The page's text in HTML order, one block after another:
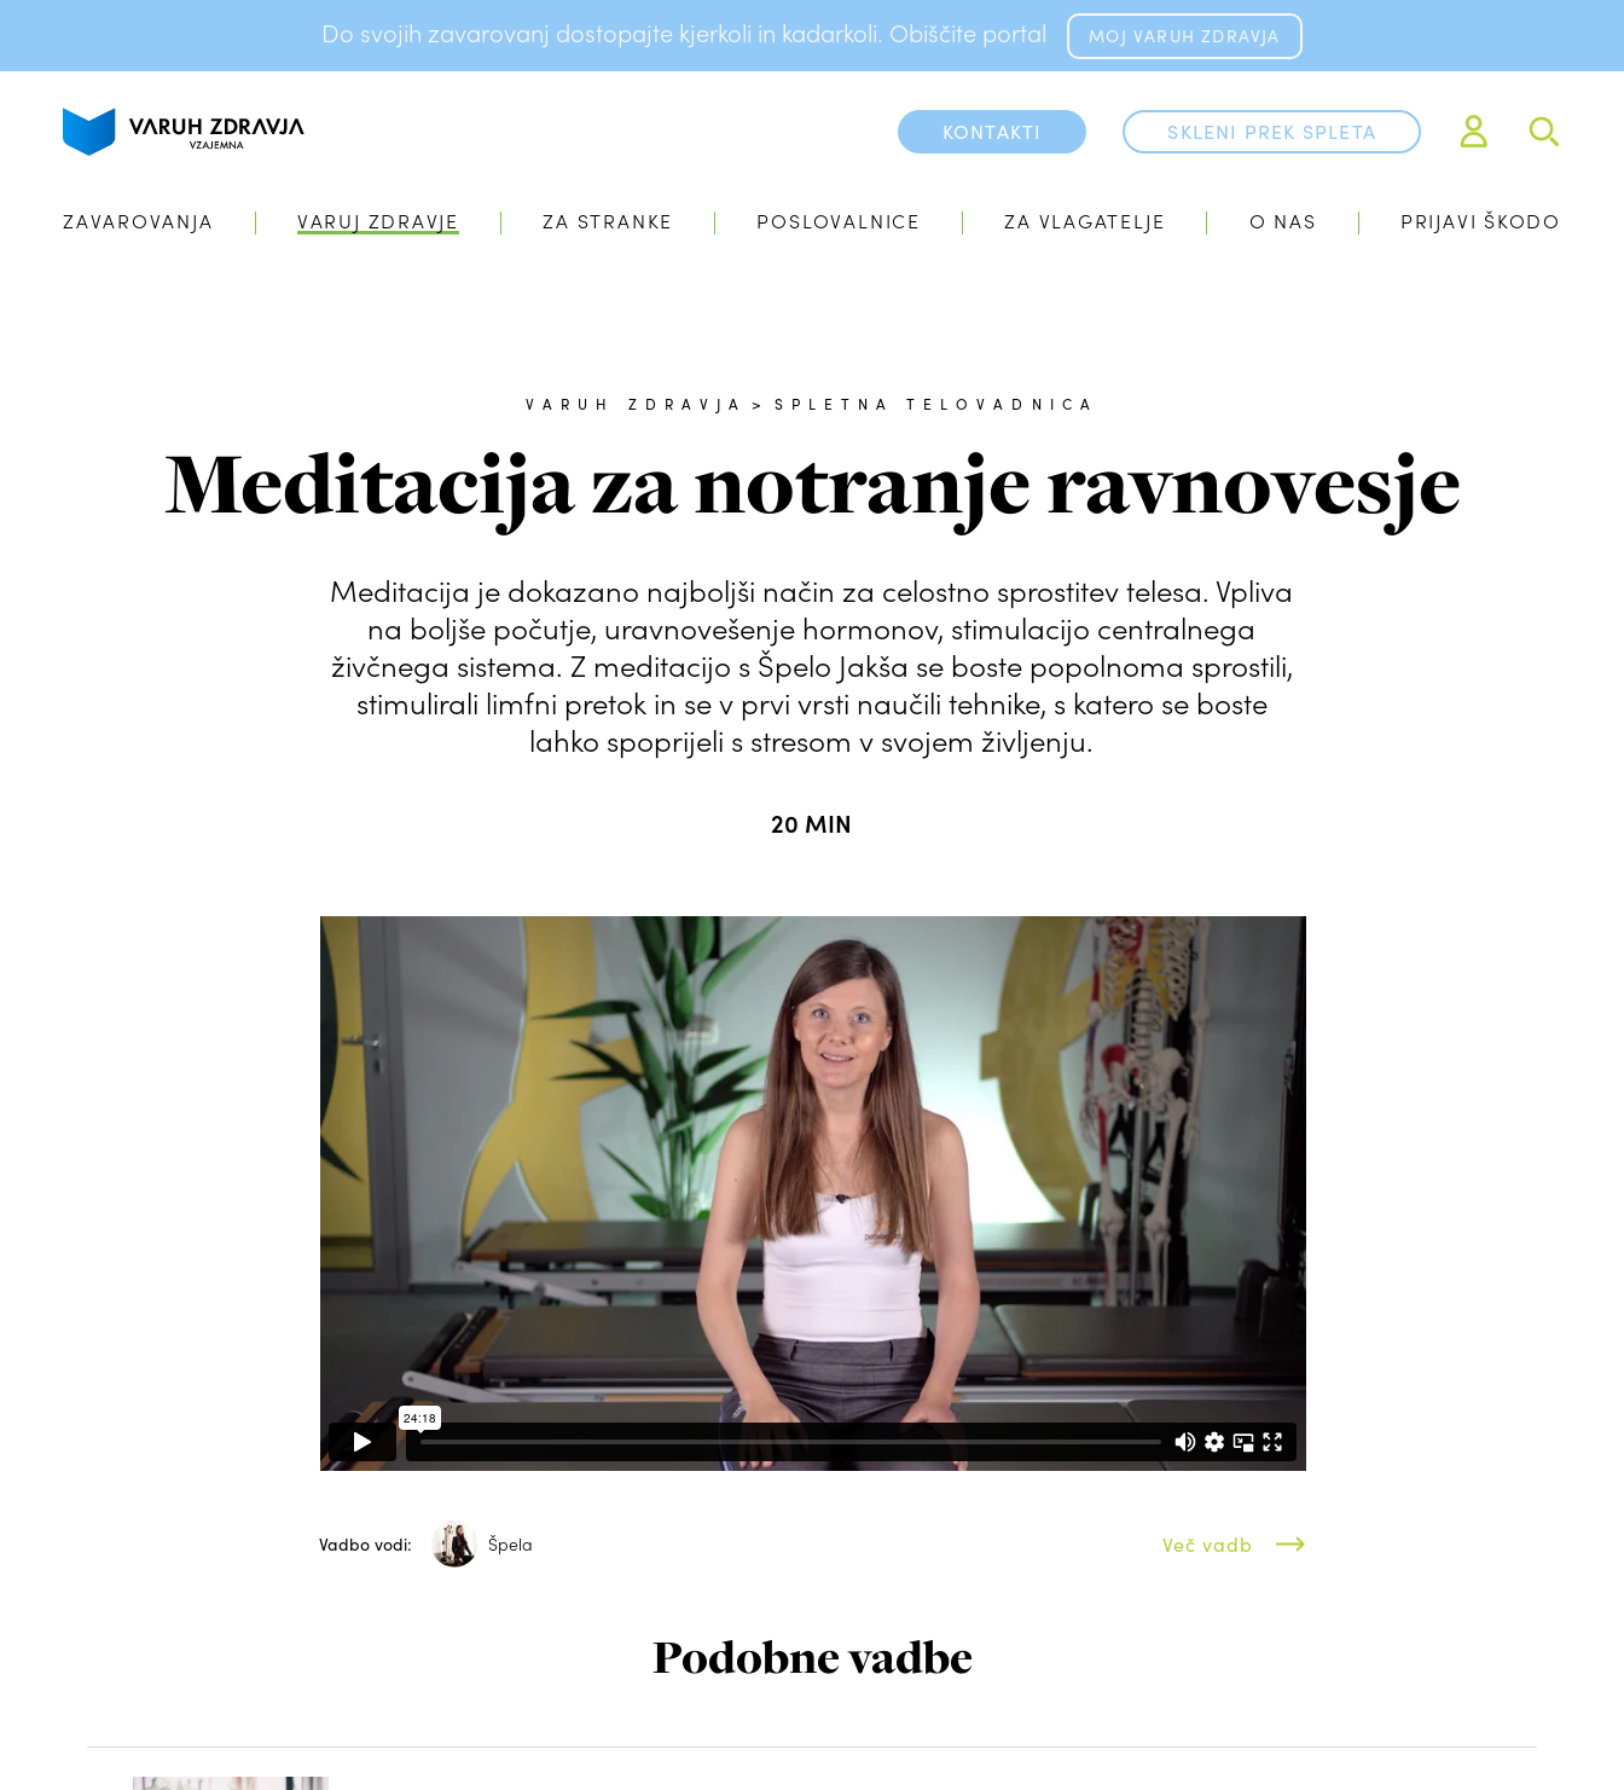
Do svojih zavarovanj dostopajte kjerkoli in kadarkoli. Obiščite portal MOJ VARUH ZDRAVJA
KONTAKTI SKLENI PREK SPLETA
ZAVAROVANJA VARUJ ZDRAVJE ZA STRANKE POSLOVALNICE ZA VLAGATELJE O NAS PRIJAVI ŠKODO
VARUH ZDRAVJA > SPLETNA TELOVADNICA
Meditacija za notranje ravnovesje
Meditacija je dokazano najboljši način za celostno sprostitev telesa. Vpliva
na boljše počutje, uravnovešenje hormonov, stimulacijo centralnega
živčnega sistema. Z meditacijo s Špelo Jakša se boste popolnoma sprostili,
stimulirali limfni pretok in se v prvi vrsti naučili tehnike, s katero se boste
lahko spoprijeli s stresom v svojem življenju.
20 MIN
Vadbo vodi: Špela Več vadb
Podobne vadbe